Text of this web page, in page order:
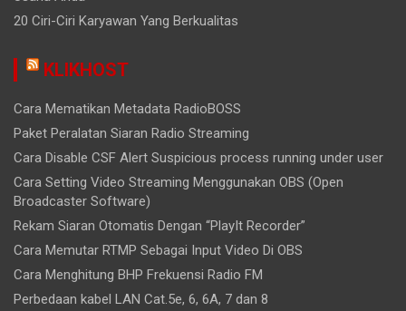
20 Ciri-Ciri Karyawan Yang Berkualitas
KLIKHOST
Cara Mematikan Metadata RadioBOSS
Paket Peralatan Siaran Radio Streaming
Cara Disable CSF Alert Suspicious process running under user
Cara Setting Video Streaming Menggunakan OBS (Open
Broadcaster Software)
Rekam Siaran Otomatis Dengan “PlayIt Recorder”
Cara Memutar RTMP Sebagai Input Video Di OBS
Cara Menghitung BHP Frekuensi Radio FM
Perbedaan kabel LAN Cat.5e, 6, 6A, 7 dan 8